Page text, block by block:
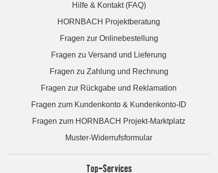
Hilfe & Kontakt (FAQ)
HORNBACH Projektberatung
Fragen zur Onlinebestellung
Fragen zu Versand und Lieferung
Fragen zu Zahlung und Rechnung
Fragen zur Rückgabe und Reklamation
Fragen zum Kundenkonto & Kundenkonto-ID
Fragen zum HORNBACH Projekt-Marktplatz
Muster-Widerrufsformular
Top-Services